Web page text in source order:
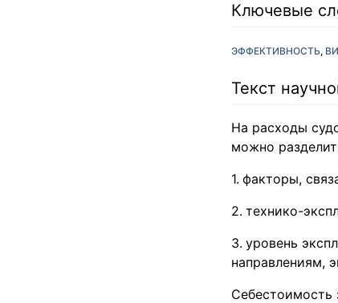
Ключевые
ЭФФЕКТИВНОСТЬ
Текст
На расходы
можно
факторы,
технико-
уровень
направлениям,
Себестоимость